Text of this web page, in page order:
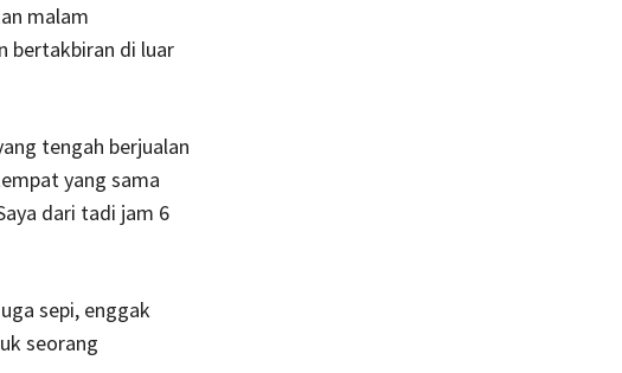
malam
bertakbiran di luar
tengah berjualan
yang sama
dari tadi jam 6
sepi, enggak
seorang